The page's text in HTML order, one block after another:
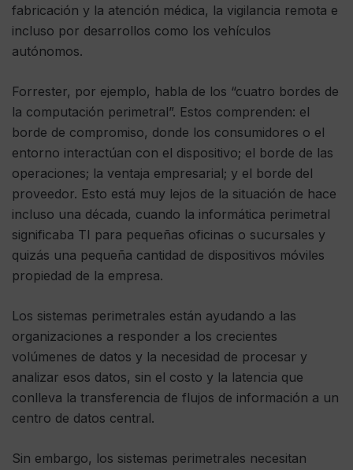
fabricación y la atención médica, la vigilancia remota e
incluso por desarrollos como los vehículos
autónomos.
Forrester, por ejemplo, habla de los “cuatro bordes de
la computación perimetral”. Estos comprenden: el
borde de compromiso, donde los consumidores o el
entorno interactúan con el dispositivo; el borde de las
operaciones; la ventaja empresarial; y el borde del
proveedor. Esto está muy lejos de la situación de hace
incluso una década, cuando la informática perimetral
significaba TI para pequeñas oficinas o sucursales y
quizás una pequeña cantidad de dispositivos móviles
propiedad de la empresa.
Los sistemas perimetrales están ayudando a las
organizaciones a responder a los crecientes
volúmenes de datos y la necesidad de procesar y
analizar esos datos, sin el costo y la latencia que
conlleva la transferencia de flujos de información a un
centro de datos central.
Sin embargo, los sistemas perimetrales necesitan